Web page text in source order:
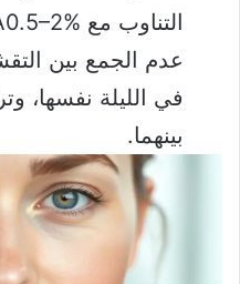
التناوب مع BHA0.5–2% في أسابيع مختلفة.
عدم الجمع بين
في الليلة نفسها،
بينهما.